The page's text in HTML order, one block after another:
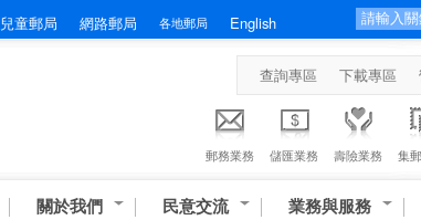
兒童郵局 網路郵局 各地郵局 English
查詢專區 下載專區
郵務業務 儲匯業務 壽險業務 集
關於我們 民意交流 業務與服務